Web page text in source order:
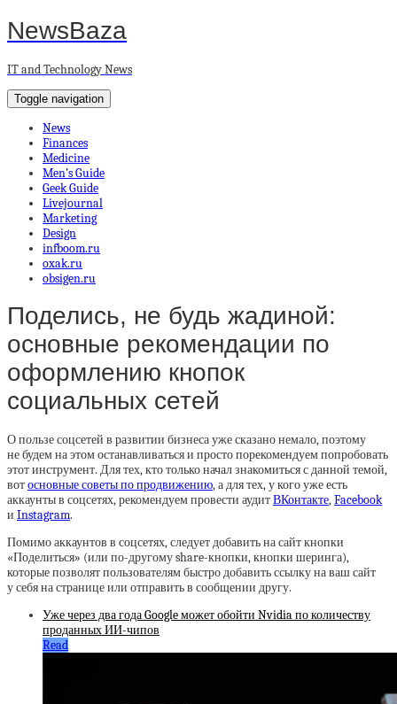
NewsBaza
IT and Technology News
Toggle navigation
News
Finances
Medicine
Men’s Guide
Geek Guide
Livejournal
Marketing
Design
infboom.ru
oxak.ru
obsigen.ru
Поделись, не будь жадиной:
основные рекомендации по
оформлению кнопок
социальных сетей
О пользе соцсетей в развитии бизнеса уже сказано немало, поэтому
не будем на этом останавливаться и просто порекомендуем попробовать
этот инструмент. Для тех, кто только начал знакомиться с данной темой,
вотосновные советы по продвижению, а для тех, у кого уже есть
аккаунты в соцсетях, рекомендуем провести аудитВКонтакте,Facebook
и Instagram.
Помимо аккаунтов в соцсетях, следует добавить на сайт кнопки
«Поделиться» (или по-другому share-кнопки, кнопки шеринга),
которые позволят пользователям быстро добавить ссылку на ваш сайт
у себя на странице или отправить в сообщении другу.
Уже через два года Google может обойти Nvidia по количеству
проданных ИИ-чипов
Read